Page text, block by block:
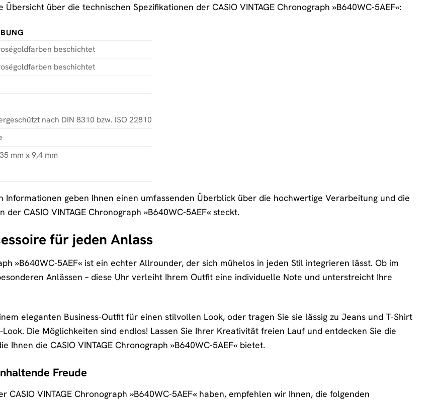
über die technischen Spezifikationen der CASIO VINTAGE Chronograph »B640WC-5AEF«:
beschichtet
beschichtet
nach DIN 8310 bzw. ISO 22810
mm x 9,4 mm
Informationen geben Ihnen einen umfassenden Überblick über die hochwertige Verarbeitung und die
CASIO VINTAGE Chronograph »B640WC-5AEF« steckt.
für jeden Anlass
»B640WC-5AEF« ist ein echter Allrounder, der sich mühelos in jeden Stil integrieren lässt. Ob im
Anlässen – diese Uhr verleiht Ihrem Outfit eine individuelle Note und unterstreicht Ihre
eleganten Business-Outfit für einen stilvollen Look, oder tragen Sie sie lässig zu Jeans und T-Shirt
Die Möglichkeiten sind endlos! Lassen Sie Ihrer Kreativität freien Lauf und entdecken Sie die
Ihnen die CASIO VINTAGE Chronograph »B640WC-5AEF« bietet.
Freude
CASIO VINTAGE Chronograph »B640WC-5AEF« haben, empfehlen wir Ihnen, die folgenden